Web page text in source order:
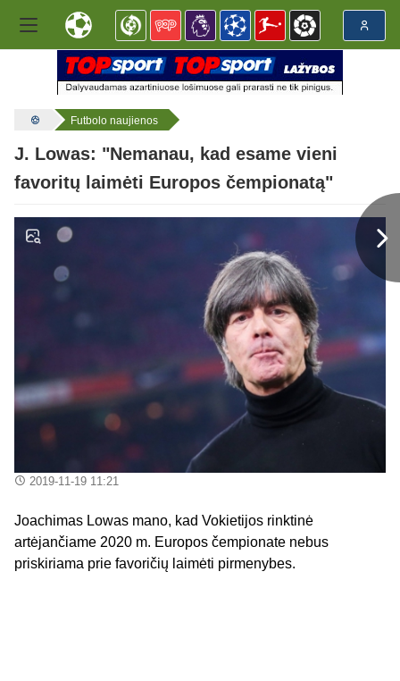
Futbolo naujienos
J. Lowas: "Nemanau, kad esame vieni
favoritų laimėti Europos čempionatą"
2019-11-19 11:21
Joachimas Lowas mano, kad Vokietijos rinktinė
artėjančiame 2020 m. Europos čempionate nebus
priskiriama prie favoričių laimėti pirmenybes.